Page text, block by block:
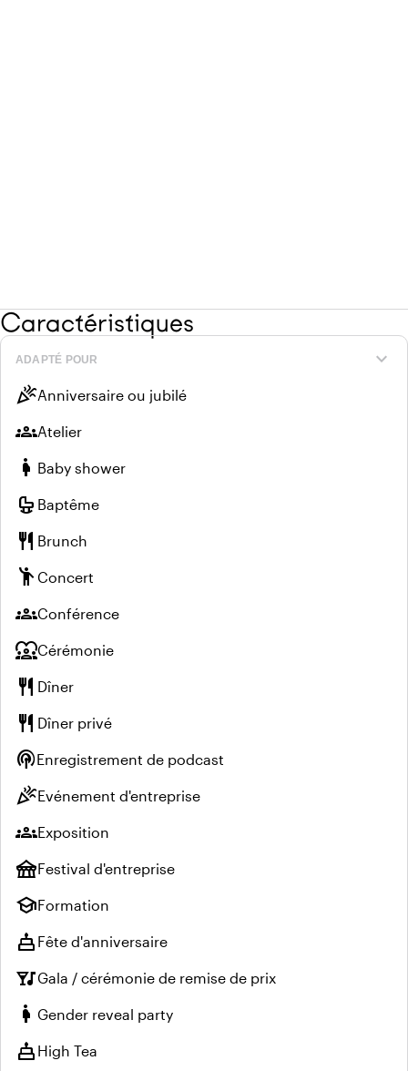
Caractéristiques
expand_more
ADAPTÉ POUR
celebrationAnniversaire ou jubilé
groupsAtelier
pregnant_woman Baby shower
crib Baptême
restaurant Brunch
emoji_peopleConcert
groupsConférence
diversity_1Cérémonie
restaurant Dîner
restaurant Dîner privé
podcastsEnregistrement de podcast
celebrationEvénement d'entreprise
groupsExposition
festivalFestival d'entreprise
schoolFormation
cake Fête d'anniversaire
nightlifeGala / cérémonie de remise de prix
pregnant_woman Gender reveal party
cake High Tea